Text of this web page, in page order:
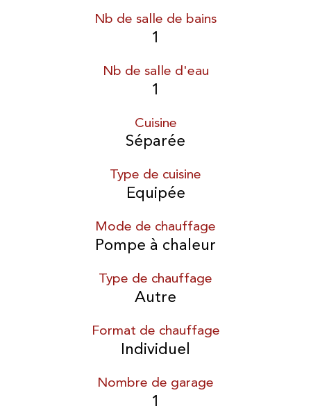
Nb de salle de bains
1
Nb de salle d'eau
1
Cuisine
Séparée
Type de cuisine
Equipée
Mode de chauffage
Pompe à chaleur
Type de chauffage
Autre
Format de chauffage
Individuel
Nombre de garage
1